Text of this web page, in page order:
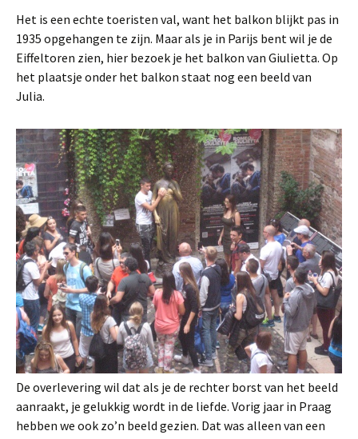
Het is een echte toeristen val, want het balkon blijkt pas in
1935 opgehangen te zijn. Maar als je in Parijs bent wil je de
Eiffeltoren zien, hier bezoek je het balkon van Giulietta. Op
het plaatsje onder het balkon staat nog een beeld van
Julia.
De overlevering wil dat als je de rechter borst van het beeld
aanraakt, je gelukkig wordt in de liefde. Vorig jaar in Praag
hebben we ook zo’n beeld gezien. Dat was alleen van een